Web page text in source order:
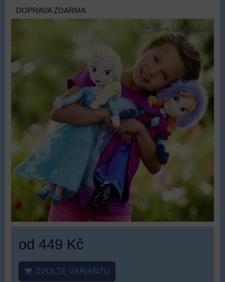
DOPRAVA ZDARMA
od 449 Kč
ZVOLTE VARIANTU